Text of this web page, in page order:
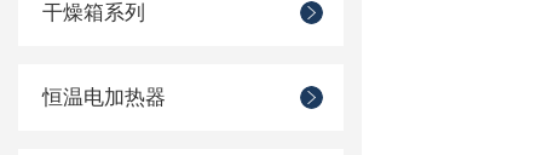
干燥箱系列
恒温电加热器